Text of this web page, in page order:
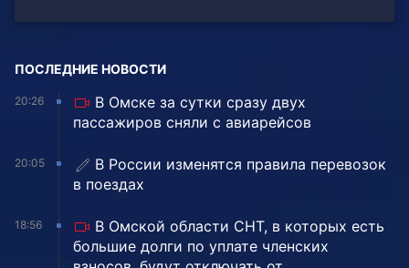
ПОСЛЕДНИЕ НОВОСТИ
20:26
В Омске за сутки сразу двух
пассажиров сняли с авиарейсов
20:05
В России изменятся правила перевозок
в поездах
18:56
В Омской области СНТ, в которых есть
большие долги по уплате членских